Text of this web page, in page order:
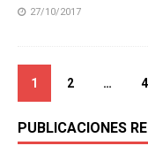
27/10/2017
1 2 … 4
PUBLICACIONES